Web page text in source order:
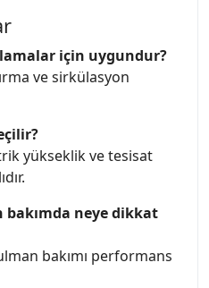
için uygundur?
ve sirkülasyon
yükseklik ve tesisat
bakımda neye dikkat
bakımı performans